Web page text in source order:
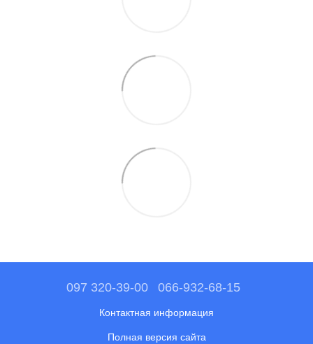
097 320-39-00 066-932-68-15
Контактная информация
Полная версия сайта